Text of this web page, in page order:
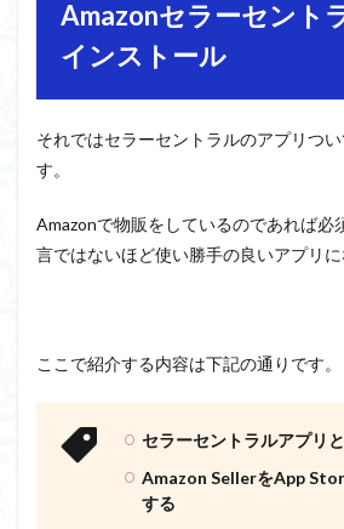
Amazonセラーセント
インストール
それではセラーセントラルのアプリつ
す。
Amazonで物販をしているのであれば必
言ではないほど使い勝手の良いアプリに
ここで紹介する内容は下記の通りです。
セラーセントラルアプリ
Amazon SellerをApp
する